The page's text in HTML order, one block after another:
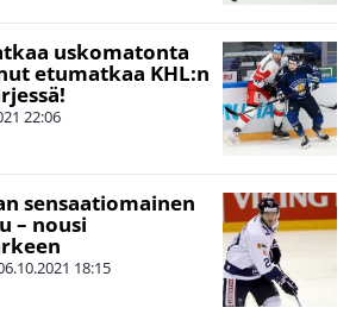
uskomatonta
etumatkaa KHL:n
22:06
sensaatiomainen
– nousi
18:15